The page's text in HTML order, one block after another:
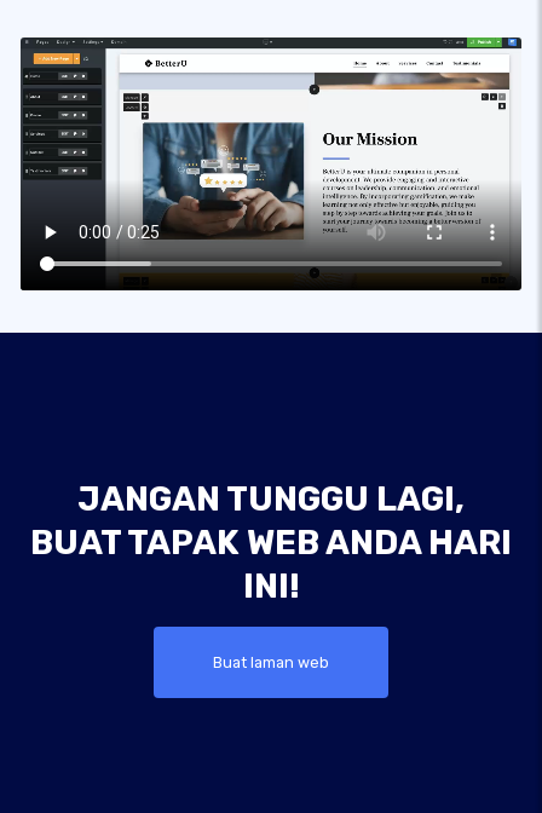
JANGAN TUNGGU LAGI,
BUAT TAPAK WEB ANDA HARI
INI!
Buat laman web